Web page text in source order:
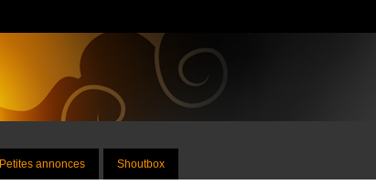
Petites annonces Shoutbox